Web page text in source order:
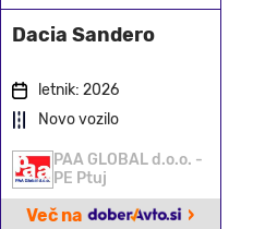
Dacia Sandero
letnik: 2026
Novo vozilo
PAA GLOBAL d.o.o. -
PE Ptuj
Več na ›